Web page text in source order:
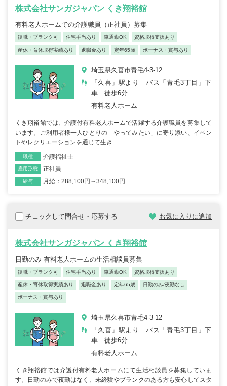
株式会社サンガジャパン くき翔裕館
有料老人ホームでの介護職員（正社員）募集
復職・ブランク可 住宅手当あり 車通勤OK 資格取得支援あり
産休・育休取得実績あり 退職金あり 定年65歳 ボーナス・賞与あり
埼玉県久喜市青毛4-3-12
「久喜」駅より バス「青毛3丁目」下
車 徒歩6分
有料老人ホーム
くき翔裕館では、介護付有料老人ホームで活躍する介護職員を募集して
います。ご利用者様一人ひとりの「やってみたい」に寄り添い、イベン
トやレクリエーションを通じて生き...
職種 介護福祉士
雇用形態 正社員
給与 月給：288,100円～348,100円
チェックして問合せ・応募する お気に入りに追加
株式会社サンガジャパン くき翔裕館
日勤のみ 有料老人ホームの生活相談員募集
復職・ブランク可 住宅手当あり 車通勤OK 資格取得支援あり
産休・育休取得実績あり 退職金あり 定年65歳 日勤のみ/夜勤なし
ボーナス・賞与あり
埼玉県久喜市青毛4-3-12
「久喜」駅より バス「青毛3丁目」下
車 徒歩6分
有料老人ホーム
くき翔裕館では介護付有料老人ホームにて生活相談員を募集していま
す。日勤のみで夜勤はなく、未経験やブランクのある方も安心してスタ